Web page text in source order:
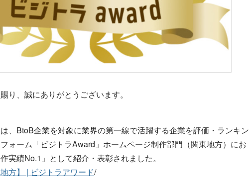
り、誠にありがとうございます。
、BtoB企業を対象に業界の第一線で活躍する企業を評価・ランキン
ォーム「ビジトラAward」ホームページ制作部門（関東地方）にお
実績No.1」として紹介・表彰されました。
方】 | ビジトラアワード/